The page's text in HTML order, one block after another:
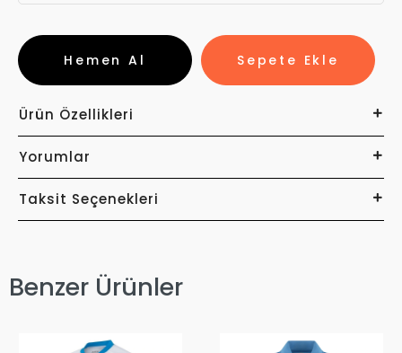
Sepete Ekle
Hemen Al
Ürün Özellikleri
Yorumlar
Taksit Seçenekleri
Benzer Ürünler